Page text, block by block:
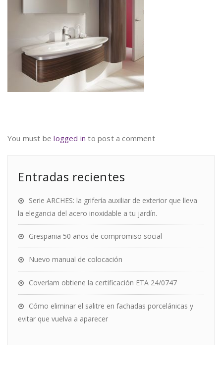
You must belogged in to post a comment
Entradas recientes
Serie ARCHES: la grifería auxiliar de exterior que lleva
la elegancia del acero inoxidable a tu jardín.
Grespania 50 años de compromiso social
Nuevo manual de colocación
Coverlam obtiene la certificación ETA 24/0747
Cómo eliminar el salitre en fachadas porcelánicas y
evitar que vuelva a aparecer